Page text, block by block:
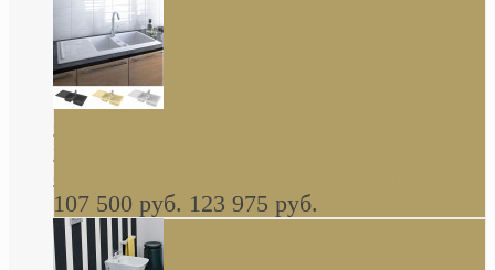
керамическая мойка 1160 x 510 мм белая,
серая, черная, бежевая В НАЛИЧИИ
107 500 руб. 123 975 руб.